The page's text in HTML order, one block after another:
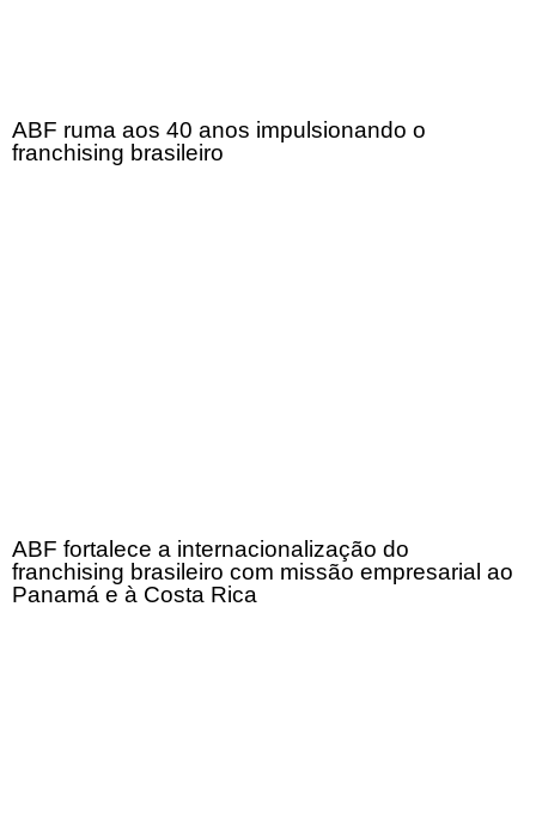
ABF ruma aos 40 anos impulsionando o
franchising brasileiro
ABF fortalece a internacionalização do
franchising brasileiro com missão empresarial ao
Panamá e à Costa Rica